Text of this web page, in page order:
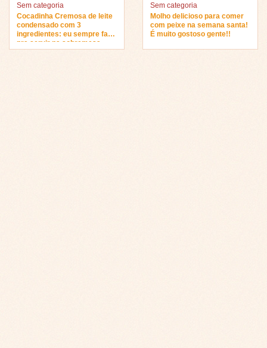
Sem categoria
Cocadinha Cremosa de leite
condensado com 3
ingredientes: eu sempre faço
pra servir na sobremesa…
Sem categoria
Molho delicioso para comer
com peixe na semana santa!
É muito gostoso gente!!